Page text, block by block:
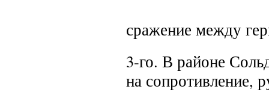
сражение между
3-го. В районе
на сопротивление,